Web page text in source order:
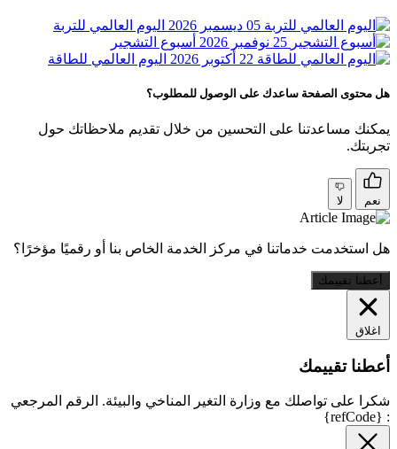
05 ديسمبر 2026
اليوم العالمي للتربة
25 نوفمبر 2026
أسبوع التشجير
22 أكتوبر 2026
اليوم العالمي للطاقة
هل محتوى الصفحة ساعدك على الوصول للمطلوب؟
يمكنك مساعدتنا على التحسين من خلال تقديم ملاحظاتك حول
تجربتك.
نعم لا
هل استخدمت خدماتنا في مركز الخدمة الخاص بنا أو رقميًا مؤخرًا؟
أعطنا تقييمك
اغلاق
أعطنا تقييمك
شكرا على تواصلك مع وزارة التغير المناخي والبيئة. الرقم المرجعي
: {refCode}